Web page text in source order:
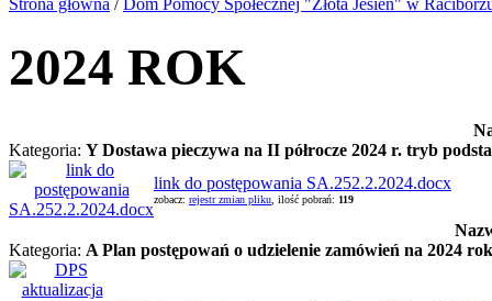
Strona główna / Dom Pomocy Społecznej "Złota Jesień" w
2024 ROK
Kategoria: Y Dostawa pieczywa na II półrocze 2024 r. tryb
link do postępowania SA.252.2.2024.docx
zobacz: rejestr zmian pliku , ilość pobrań: 119
Kategoria: A Plan postępowań o udzielenie zamówień na 2024